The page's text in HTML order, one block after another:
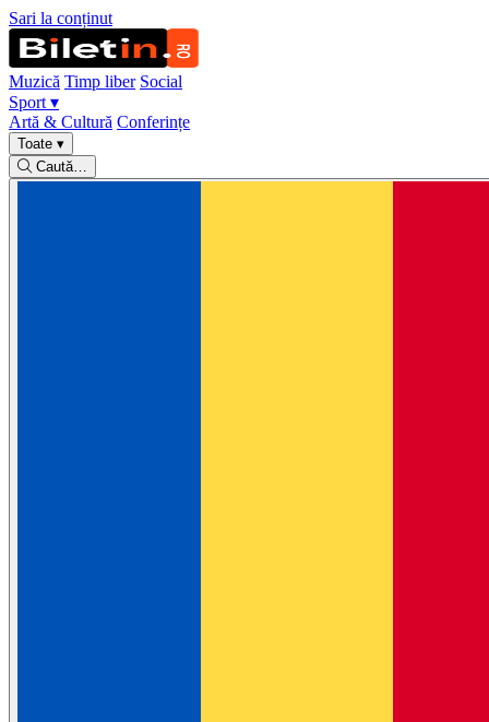
Sari la conținut
Muzică Timp liber Social
Sport ▾
Artă & Cultură Conferințe
Toate ▾
Caută…